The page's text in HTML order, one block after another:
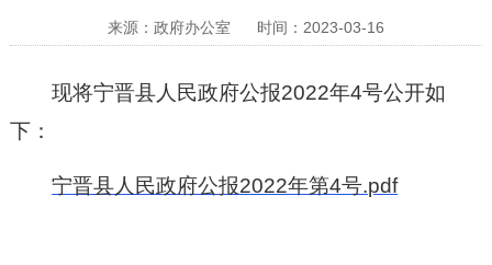
来源：政府办公室 时间：2023-03-16
现将宁晋县人民政府公报2022年4号公开如
下：
宁晋县人民政府公报2022年第4号.pdf